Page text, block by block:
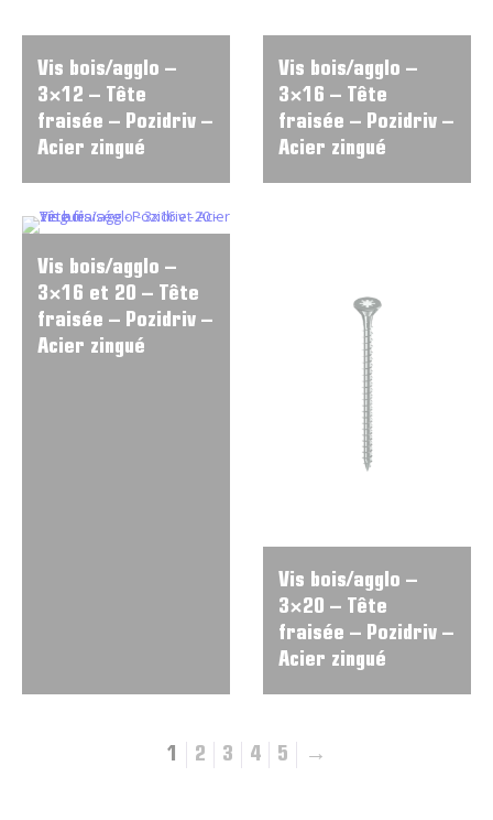
Vis bois/agglo –
3×12 – Tête
fraisée – Pozidriv –
Acier zingué
Vis bois/agglo –
3×16 – Tête
fraisée – Pozidriv –
Acier zingué
Vis bois/agglo –
3×16 et 20 – Tête
fraisée – Pozidriv –
Acier zingué
Vis bois/agglo –
3×20 – Tête
fraisée – Pozidriv –
Acier zingué
1 2 3 4 5 →